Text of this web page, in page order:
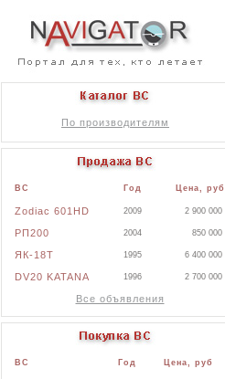
По производителям
ВС Год Цена, руб
Zodiac 601HD 2009 2 900 000
РП200 2004 850 000
ЯК-18Т 1995 6 400 000
DV20 KATANA 1996 2 700 000
Все объявления
ВС Год Цена, руб